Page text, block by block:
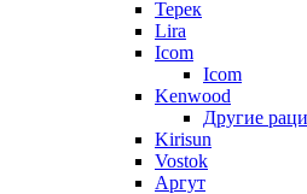
Терек
Lira
Icom
Icom
Kenwood
Другие
Kirisun
Vostok
Аргут